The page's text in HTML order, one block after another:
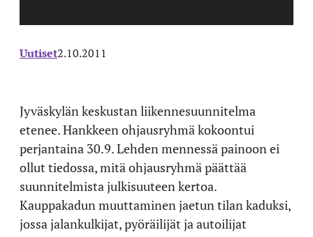
Uutiset2.10.2011
Jyväskylän keskustan liikennesuunnitelma
etenee. Hankkeen ohjausryhmä kokoontui
perjantaina 30.9. Lehden mennessä painoon ei
ollut tiedossa, mitä ohjausryhmä päättää
suunnitelmista julkisuuteen kertoa.
Kauppakadun muuttaminen jaetun tilan kaduksi,
jossa jalankulkijat, pyöräilijät ja autoilijat